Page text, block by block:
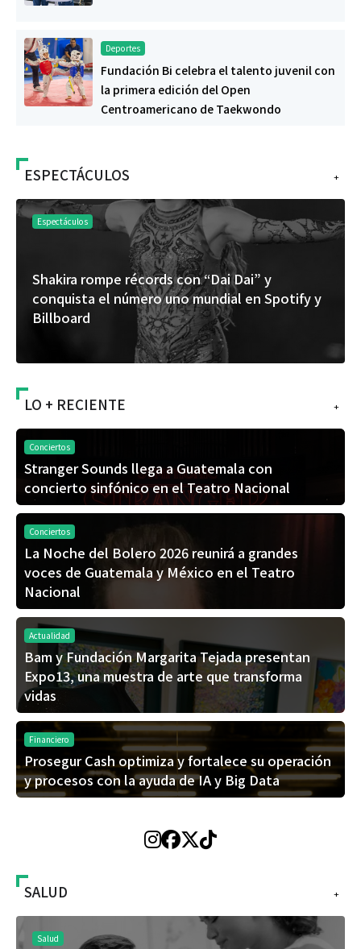
Deportes
Fundación Bi celebra el talento juvenil con
la primera edición del Open
Centroamericano de Taekwondo
+
ESPECTÁCULOS
Espectáculos
“Donde quiera
del universo de
con “Dai Dai” y
uno mundial en Spotify y
+
LO + RECIENTE
Conciertos
Stranger Sounds llega a Guatemala con
concierto sinfónico en el Teatro Nacional
Conciertos
La Noche del Bolero 2026 reunirá a grandes
voces de Guatemala y México en el Teatro
Nacional
Actualidad
Bam y Fundación Margarita Tejada presentan
Expo13, una muestra de arte que transforma
vidas
Financiero
Prosegur Cash optimiza y fortalece su operación
y procesos con la ayuda de IA y Big Data
+
SALUD
Salud